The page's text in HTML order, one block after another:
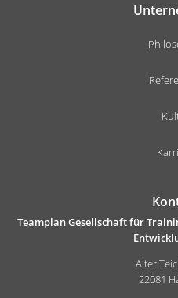
Teamplan Gesellschaft für
Alter
22081